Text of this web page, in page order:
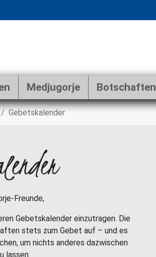
Medjugorje Botschaften
Gebetskalender
Freunde,
Gebetskalender einzutragen. Die
stets zum Gebet auf – und es
um nichts anderes dazwischen
lassen.